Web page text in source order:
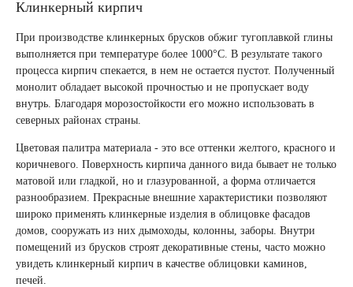
Клинкерный кирпич
При производстве клинкерных брусков обжиг тугоплавкой глины
выполняется при температуре более 1000°С. В результате такого
процесса кирпич спекается, в нем не остается пустот. Полученный
монолит обладает высокой прочностью и не пропускает воду
внутрь. Благодаря морозостойкости его можно использовать в
северных районах страны.
Цветовая палитра материала - это все оттенки желтого, красного и
коричневого. Поверхность кирпича данного вида бывает не только
матовой или гладкой, но и глазурованной, а форма отличается
разнообразием. Прекрасные внешние характеристики позволяют
широко применять клинкерные изделия в облицовке фасадов
домов, сооружать из них дымоходы, колонны, заборы. Внутри
помещений из брусков строят декоративные стены, часто можно
увидеть клинкерный кирпич в качестве облицовки каминов,
печей.